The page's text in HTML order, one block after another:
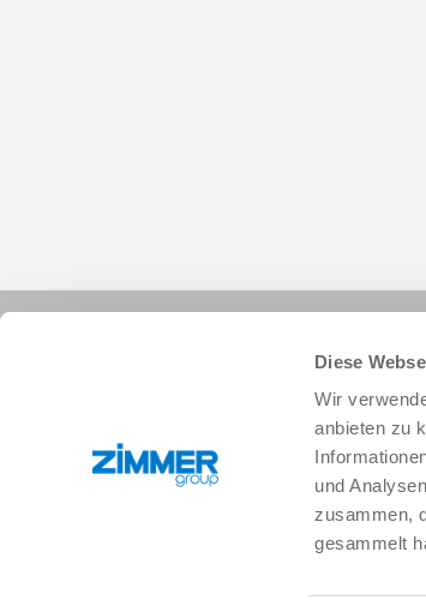
Diese
Wir
anbieten zu
und
zusammen,
gesammelt
+49 78 44 9139-0